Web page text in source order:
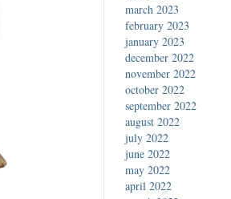
march 2023
february 2023
january 2023
december 2022
november 2022
october 2022
september 2022
august 2022
july 2022
june 2022
may 2022
april 2022